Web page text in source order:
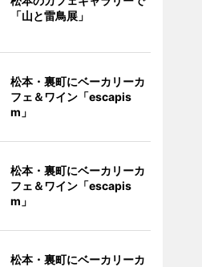
「山と雷鳥展」
松本・裏町にベーカリーカ
フェ＆ワイン「escapis
m」
松本・裏町にベーカリーカ
フェ＆ワイン「escapis
m」
松本・裏町にベーカリーカ